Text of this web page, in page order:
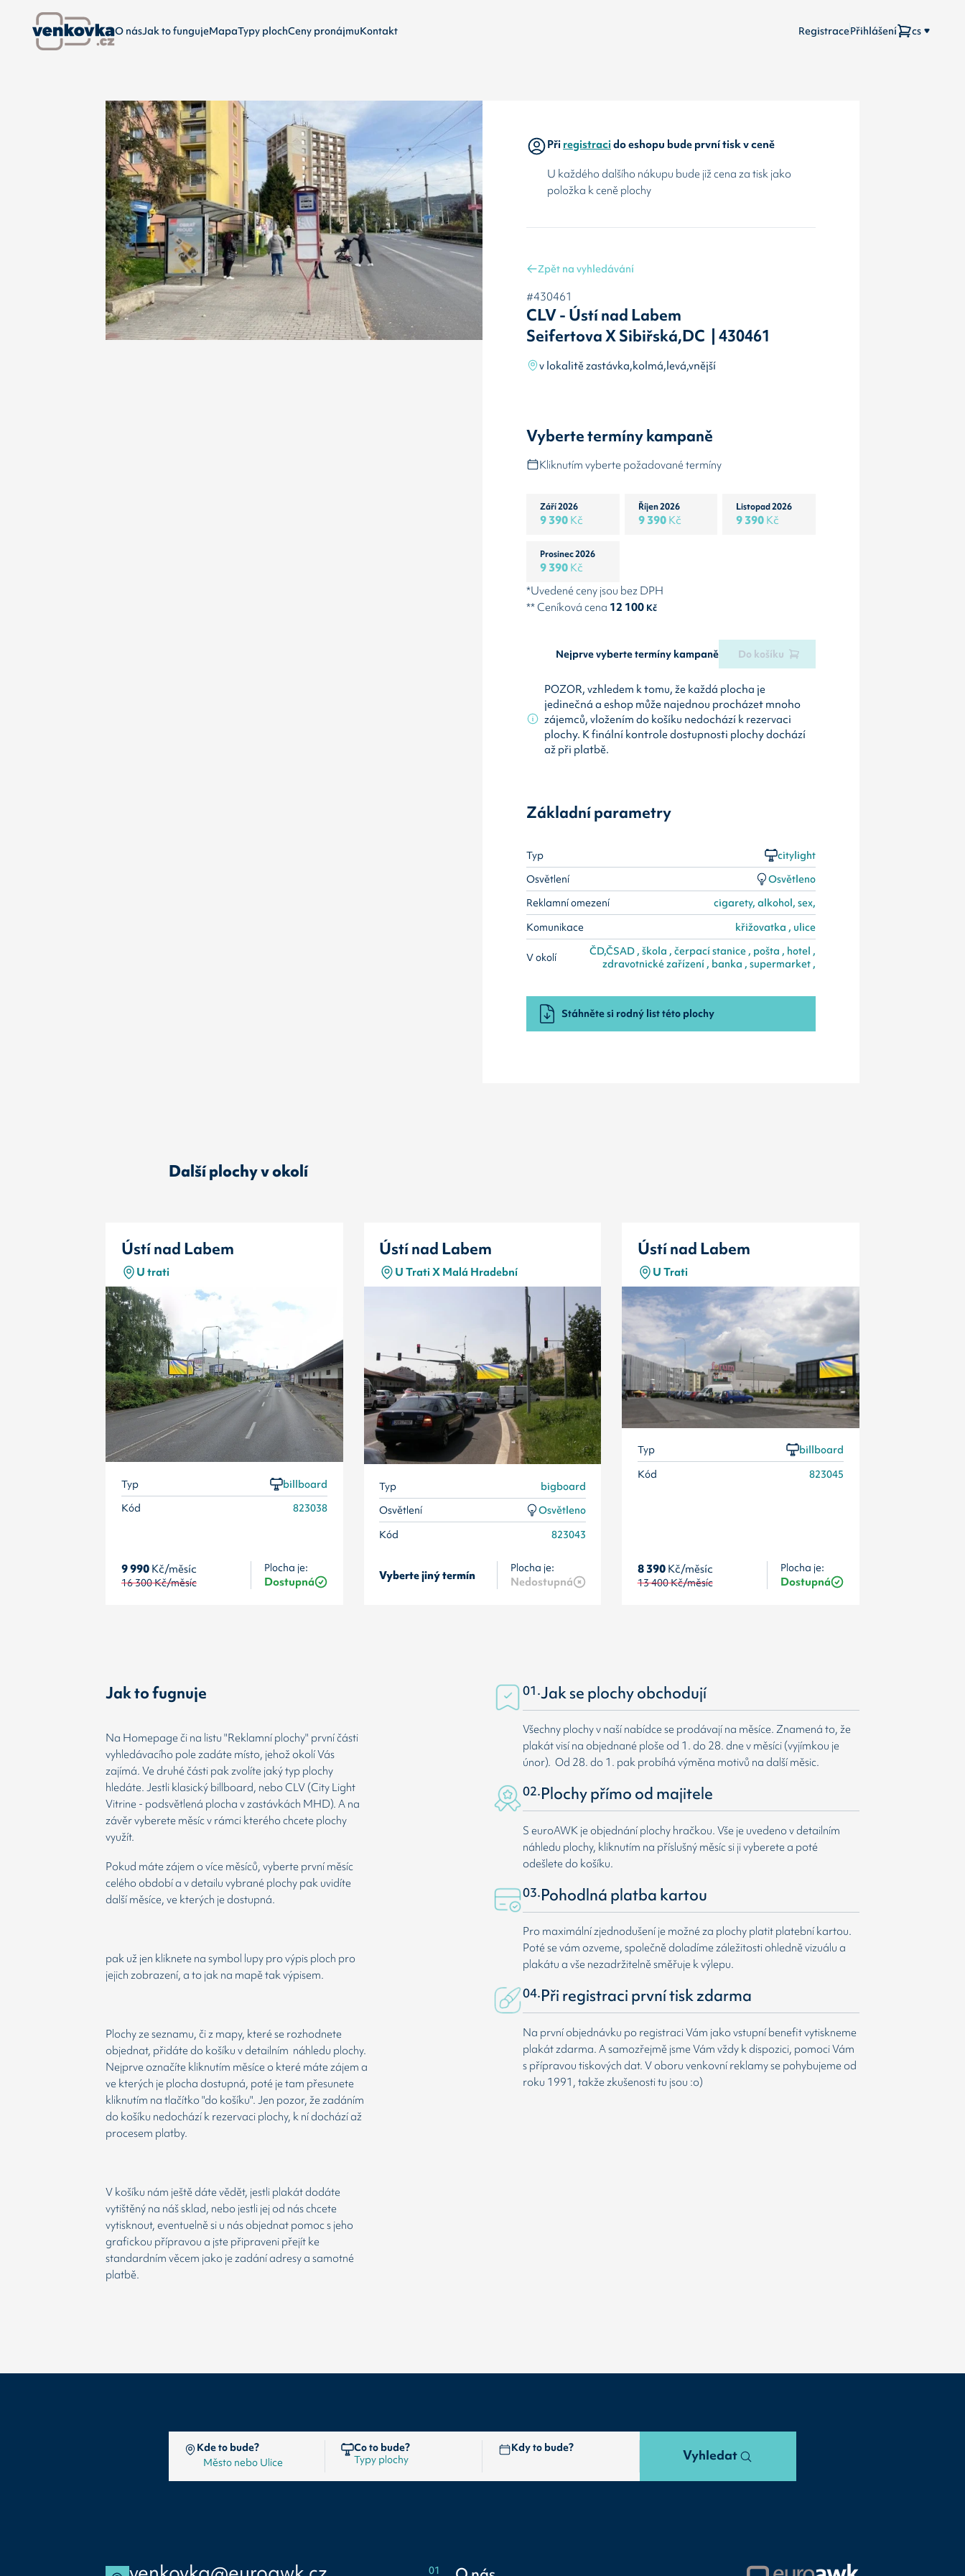
O násJak to fungujeMapaTypy plochCeny pronájmuKontakt RegistracePřihlášení cs
Přiregistracido eshopu bude první tisk v ceně
U každého dalšího nákupu bude již cena za tisk jako
položka k ceně plochy
Zpět na vyhledávání
#430461
CLV - Ústí nad Labem
Seifertova X Sibiřská,DC | 430461
v lokalitě zastávka,kolmá,levá,vnější
Vyberte termíny kampaně
Kliknutím vyberte požadované termíny
Září 2026
9 390Kč
Říjen 2026
9 390Kč
Listopad 2026
9 390Kč
Prosinec 2026
9 390Kč
*Uvedené ceny jsou bez DPH
** Ceníková cena 12 100 Kč
Nejprve vyberte termíny kampaně Do košíku
POZOR, vzhledem k tomu, že každá plocha je
jedinečná a eshop může najednou procházet mnoho
zájemců, vložením do košíku nedochází k rezervaci
plochy. K finální kontrole dostupnosti plochy dochází
až při platbě.
Základní parametry
Typ
citylight
Osvětlení
Osvětleno
Reklamní omezení
cigarety, alkohol, sex,
Komunikace
křižovatka , ulice
V okolí
ČD,ČSAD , škola , čerpací stanice , pošta , hotel ,
zdravotnické zařízení , banka , supermarket ,
Stáhněte si rodný list této plochy
Další plochy v okolí
Ústí nad Labem
U trati
Typ
billboard
Kód
823038
9 990Kč/měsíc
16 300Kč/měsíc
Plocha je:
Dostupná
Ústí nad Labem
U Trati X Malá Hradební
Typ
bigboard
Osvětlení
Osvětleno
Kód
823043
Vyberte jiný termín Plocha je:
Nedostupná
Ústí nad Labem
U Trati
Typ
billboard
Kód
823045
8 390Kč/měsíc
13 400Kč/měsíc
Plocha je:
Dostupná
Jak to fugnuje
Na Homepage či na listu "Reklamní plochy" první části
vyhledávacího pole zadáte místo, jehož okolí Vás
zajímá. Ve druhé části pak zvolíte jaký typ plochy
hledáte. Jestli klasický billboard, nebo CLV (City Light
Vitrine - podsvětlená plocha v zastávkách MHD). A na
závěr vyberete měsíc v rámci kterého chcete plochy
využít.
Pokud máte zájem o více měsíců, vyberte první měsíc
celého období a v detailu vybrané plochy pak uvidíte
další měsíce, ve kterých je dostupná.
pak už jen kliknete na symbol lupy pro výpis ploch pro
jejich zobrazení, a to jak na mapě tak výpisem.
Plochy ze seznamu, či z mapy, které se rozhodnete
objednat, přidáte do košíku v detailním náhledu plochy.
Nejprve označíte kliknutím měsíce o které máte zájem a
ve kterých je plocha dostupná, poté je tam přesunete
kliknutím na tlačítko "do košíku". Jen pozor, že zadáním
do košíku nedochází k rezervaci plochy, k ní dochází až
procesem platby.
V košíku nám ještě dáte vědět, jestli plakát dodáte
vytištěný na náš sklad, nebo jestli jej od nás chcete
vytisknout, eventuelně si u nás objednat pomoc s jeho
grafickou přípravou a jste připraveni přejít ke
standardním věcem jako je zadání adresy a samotné
platbě.
01.Jak se plochy obchodují
Všechny plochy v naší nabídce se prodávají na měsíce. Znamená to, že
plakát visí na objednané ploše od 1. do 28. dne v měsíci (vyjímkou je
únor). Od 28. do 1. pak probíhá výměna motivů na další měsic.
02.Plochy přímo od majitele
S euroAWK je objednání plochy hračkou. Vše je uvedeno v detailním
náhledu plochy, kliknutím na příslušný měsíc si ji vyberete a poté
odešlete do košíku.
03.Pohodlná platba kartou
Pro maximální zjednodušení je možné za plochy platit platební kartou.
Poté se vám ozveme, společně doladíme záležitosti ohledně vizuálu a
plakátu a vše nezadržitelně směřuje k výlepu.
04.Při registraci první tisk zdarma
Na první objednávku po registraci Vám jako vstupní benefit vytiskneme
plakát zdarma. A samozřejmě jsme Vám vždy k dispozici, pomoci Vám
s přípravou tiskových dat. V oboru venkovní reklamy se pohybujeme od
roku 1991, takže zkušenosti tu jsou :o)
Kde to bude? Co to bude? Kdy to bude? Vyhledat
01